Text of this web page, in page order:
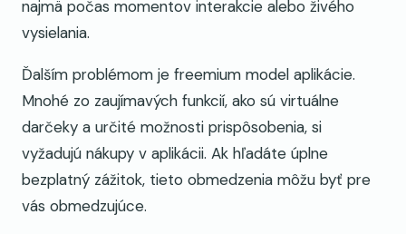
najmä počas momentov interakcie alebo živého
vysielania.
Ďalším problémom je freemium model aplikácie.
Mnohé zo zaujímavých funkcií, ako sú virtuálne
darčeky a určité možnosti prispôsobenia, si
vyžadujú nákupy v aplikácii. Ak hľadáte úplne
bezplatný zážitok, tieto obmedzenia môžu byť pre
vás obmedzujúce.